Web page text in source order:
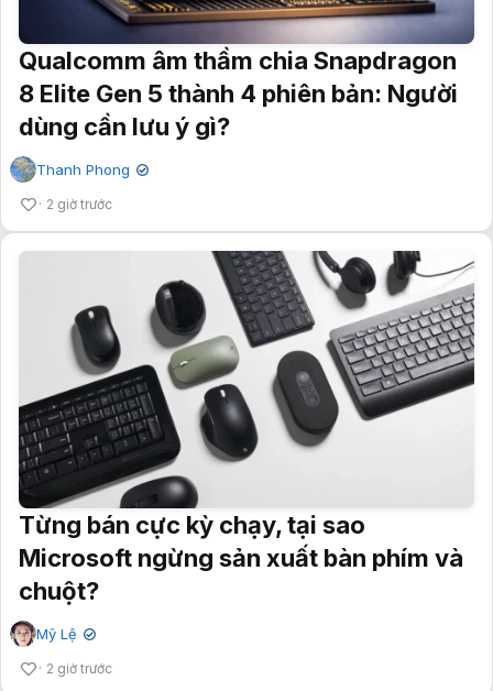
Qualcomm âm thầm chia Snapdragon
8 Elite Gen 5 thành 4 phiên bản: Người
dùng cần lưu ý gì?
Thanh Phong ✔
2 giờ trước
Từng bán cực kỳ chạy, tại sao
Microsoft ngừng sản xuất bàn phím và
chuột?
Mỹ Lệ ✔
2 giờ trước